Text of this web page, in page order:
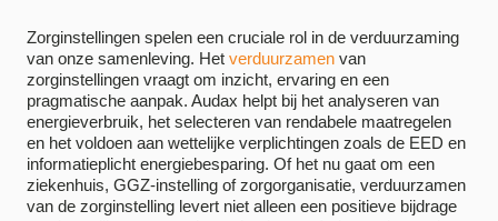
Zorginstellingen spelen een cruciale rol in de verduurzaming
van onze samenleving. Het verduurzamen van
zorginstellingen vraagt om inzicht, ervaring en een
pragmatische aanpak. Audax helpt bij het analyseren van
energieverbruik, het selecteren van rendabele maatregelen
en het voldoen aan wettelijke verplichtingen zoals de EED en
informatieplicht energiebesparing. Of het nu gaat om een
ziekenhuis, GGZ-instelling of zorgorganisatie, verduurzamen
van de zorginstelling levert niet alleen een positieve bijdrage